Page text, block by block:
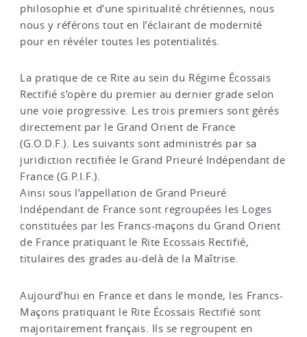
philosophie et d’une spiritualité chrétiennes, nous
nous y référons tout en l’éclairant de modernité
pour en révéler toutes les potentialités.
La pratique de ce Rite au sein du Régime Écossais
Rectifié s’opère du premier au dernier grade selon
une voie progressive. Les trois premiers sont gérés
directement par le Grand Orient de France
(G.O.D.F.). Les suivants sont administrés par sa
juridiction rectifiée le Grand Prieuré Indépendant de
France (G.P.I.F.).
Ainsi sous l’appellation de Grand Prieuré
Indépendant de France sont regroupées les Loges
constituées par les Francs-maçons du Grand Orient
de France pratiquant le Rite Ecossais Rectifié,
titulaires des grades au-delà de la Maîtrise.
Aujourd’hui en France et dans le monde, les Francs-
Maçons pratiquant le Rite Écossais Rectifié sont
majoritairement français. Ils se regroupent en